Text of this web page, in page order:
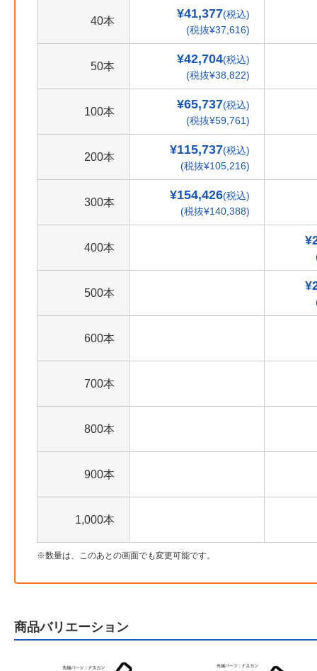
40本
¥41,377(税込)
(税抜¥37,616)
50本
¥42,704(税込)
(税抜¥38,822)
100本
¥65,737(税込)
(税抜¥59,761)
200本
¥115,737(税込)
(税抜¥105,216)
300本
¥154,426(税込)
(税抜¥140,388)
400本
500本
600本
700本
800本
900本
1,000本
数量は、このあとの画面でも変更可能です。
商品バリエーション